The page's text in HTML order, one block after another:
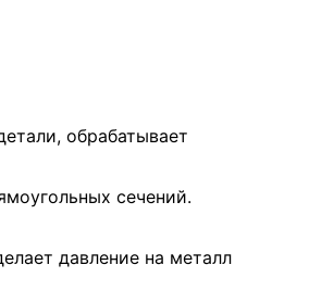
обрабатывает
сечений.
давление на металл